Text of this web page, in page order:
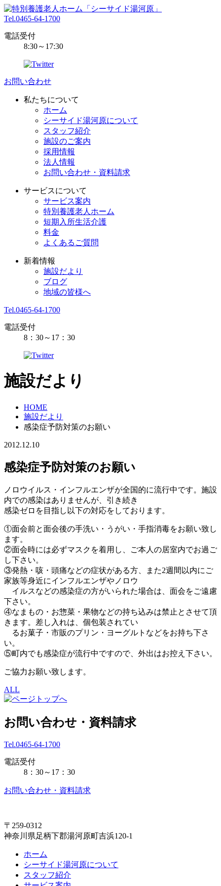
Tel.0465-64-1700
電話受付
8:30～17:30
お問い合わせ
私たちについて
ホーム
シーサイド湯河原について
スタッフ紹介
施設のご案内
採用情報
法人情報
お問い合わせ・資料請求
サービスについて
サービス案内
特別養護老人ホーム
短期入所生活介護
料金
よくあるご質問
新着情報
施設だより
ブログ
地域の皆様へ
Tel.0465-64-1700
電話受付
8：30～17：30
施設だより
HOME
施設だより
感染症予防対策のお願い
2012.12.10
感染症予防対策のお願い
ノロウイルス・インフルエンザが全国的に流行中です。施設
内での感染はありませんが、引き続き
感染ゼロを目指し以下の対応をしております。
①面会前と面会後の手洗い・うがい・手指消毒をお願い致し
ます。
②面会時には必ずマスクを着用し、ご本人の居室内でお過ご
し下さい。
③発熱・咳・頭痛などの症状がある方、また2週間以内にご
家族等身近にインフルエンザやノロウ
イルスなどの感染症の方がいられた場合は、面会をご遠慮
下さい。
④なまもの・お惣菜・果物などの持ち込みは禁止とさせて頂
きます。差し入れは、個包装されてい
るお菓子・市販のプリン・ヨーグルトなどをお持ち下さ
い。
⑤町内でも感染症が流行中ですので、外出はお控え下さい。
ご協力お願い致します。
ALL
お問い合わせ・資料請求
Tel.0465-64-1700
電話受付
8：30～17：30
お問い合わせ・資料請求
〒259-0312
神奈川県足柄下郡湯河原町吉浜120-1
ホーム
シーサイド湯河原について
スタッフ紹介